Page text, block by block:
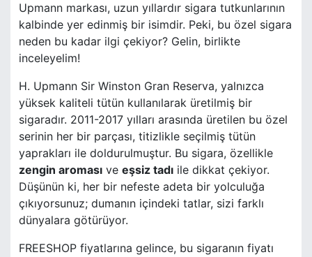
Upmann markası, uzun yıllardır sigara tutkunlarının
kalbinde yer edinmiş bir isimdir. Peki, bu özel sigara
neden bu kadar ilgi çekiyor? Gelin, birlikte
inceleyelim!
H. Upmann Sir Winston Gran Reserva, yalnızca
yüksek kaliteli tütün kullanılarak üretilmiş bir
sigaradır. 2011-2017 yılları arasında üretilen bu özel
serinin her bir parçası, titizlikle seçilmiş tütün
yaprakları ile doldurulmuştur. Bu sigara, özellikle
zengin aroması ve eşsiz tadı ile dikkat çekiyor.
Düşünün ki, her bir nefeste adeta bir yolculuğa
çıkıyorsunuz; dumanın içindeki tatlar, sizi farklı
dünyalara götürüyor.
FREESHOP fiyatlarına gelince, bu sigaranın fiyatı